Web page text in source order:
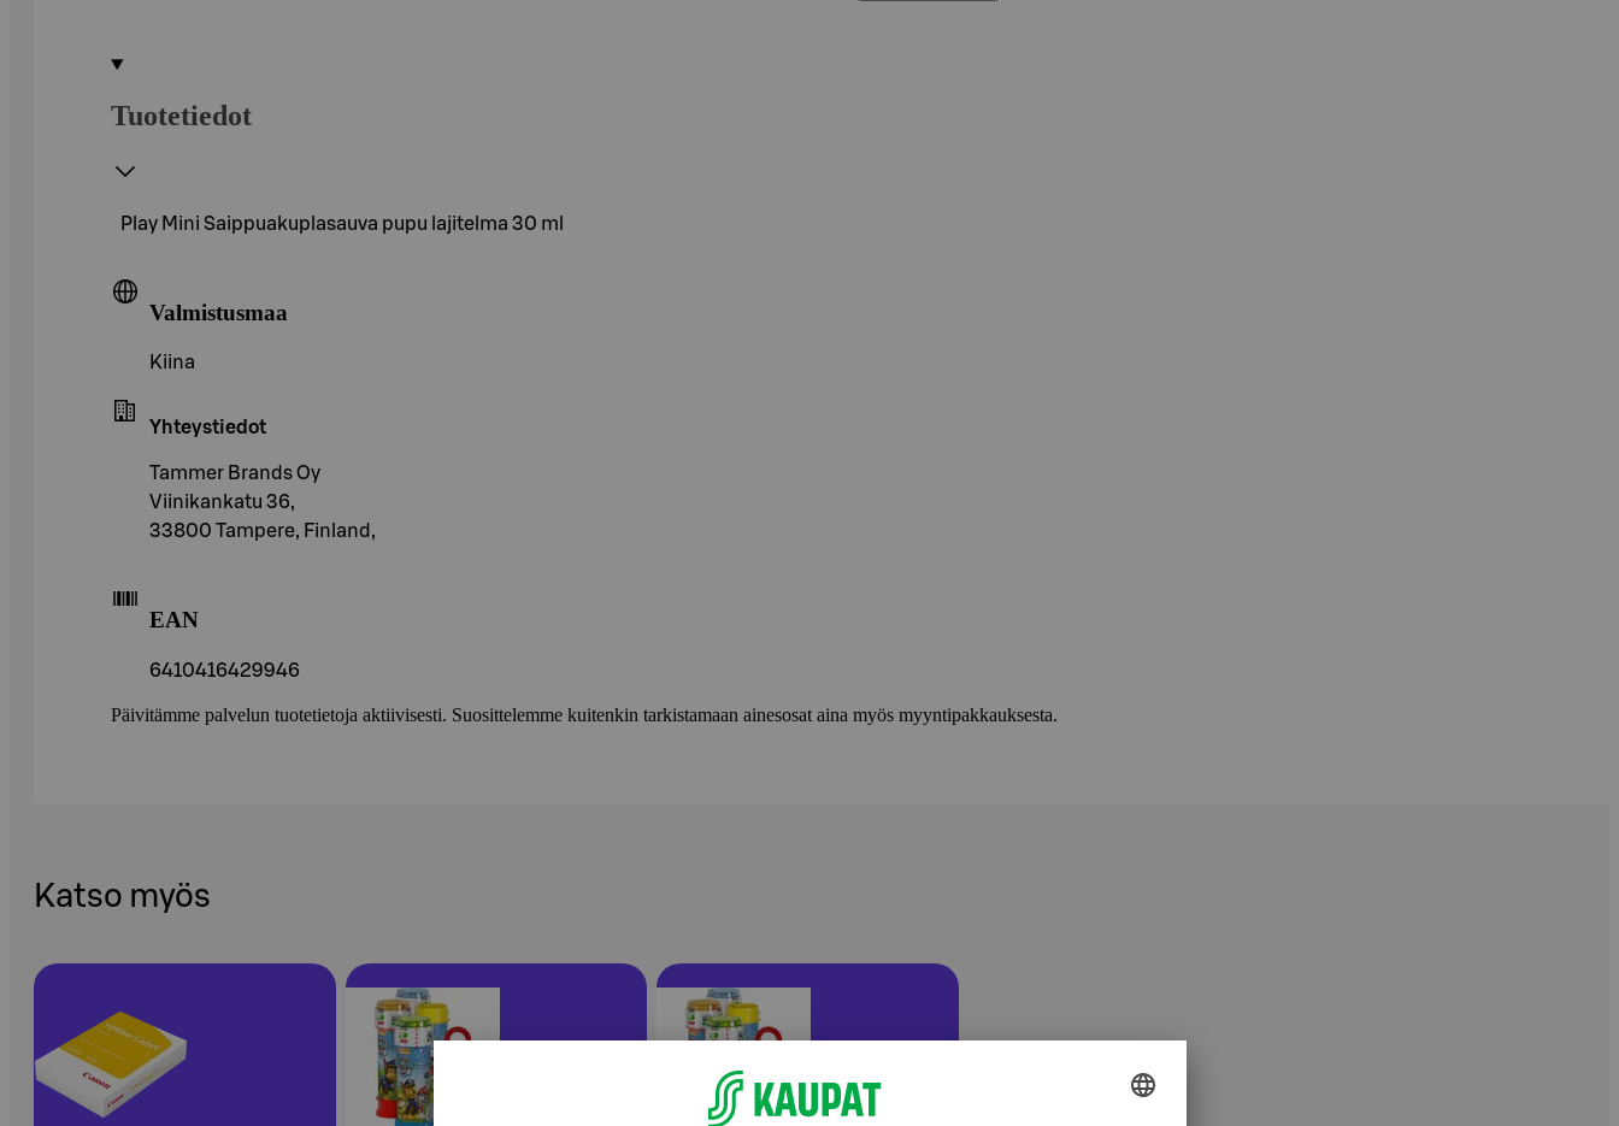
Tuotetiedot
Play Mini Saippuakuplasauva pupu lajitelma 30 ml
Valmistusmaa
Kiina
Yhteystiedot
Tammer Brands Oy
Viinikankatu 36,
33800 Tampere, Finland,
EAN
6410416429946
Päivitämme palvelun tuotetietoja aktiivisesti. Suosittelemme kuitenkin tarkistamaan ainesosat aina myös myyntipakkauksesta.
Katso myös